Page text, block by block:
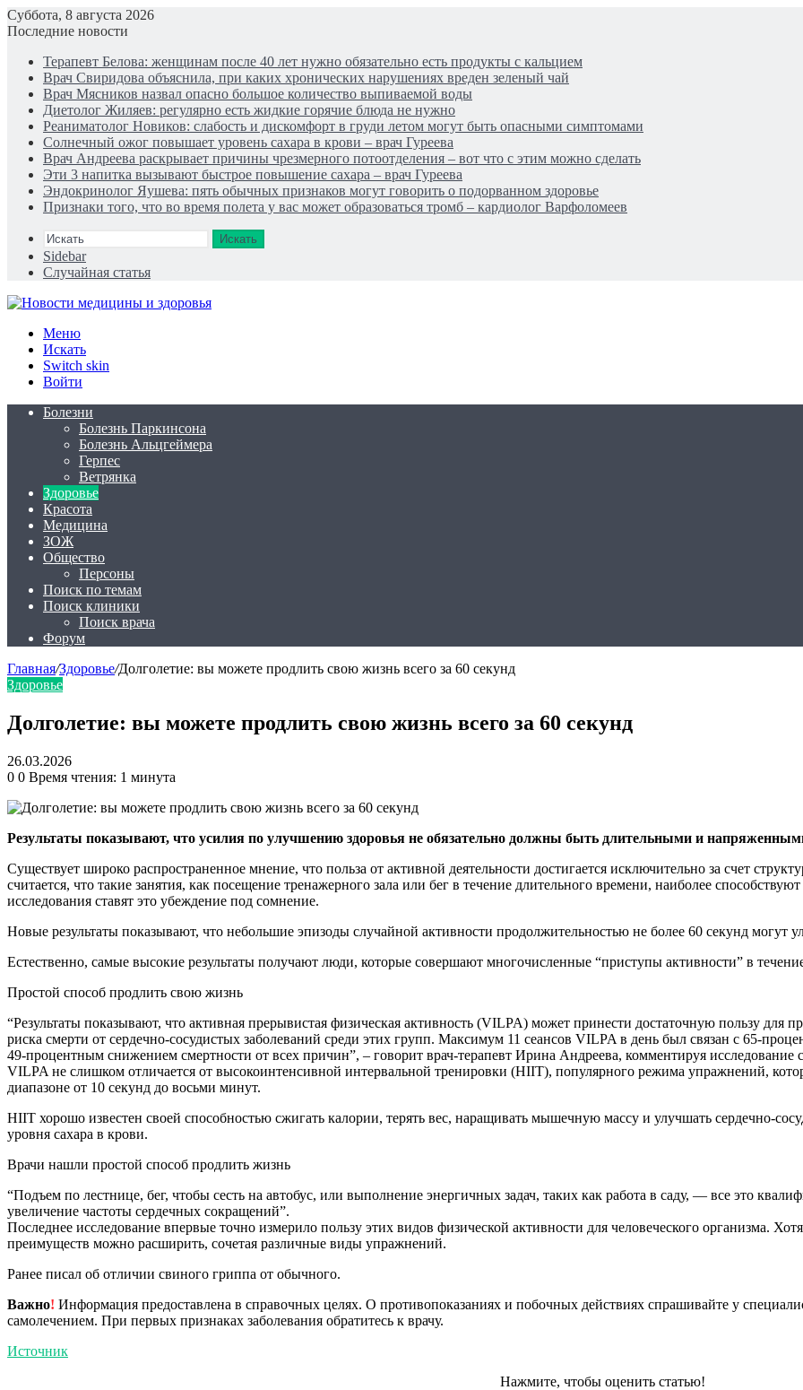
Суббота, 8 августа 2026
Последние новости
Терапевт Белова: женщинам после 40 лет нужно обязательно есть продукты с кальцием
Врач Свиридова объяснила, при каких хронических нарушениях вреден зеленый чай
Врач Мясников назвал опасно большое количество выпиваемой воды
Диетолог Жиляев: регулярно есть жидкие горячие блюда не нужно
Реаниматолог Новиков: слабость и дискомфорт в груди летом могут быть опасными симптомами
Солнечный ожог повышает уровень сахара в крови – врач Гуреева
Врач Андреева раскрывает причины чрезмерного потоотделения – вот что с этим можно сделать
Эти 3 напитка вызывают быстрое повышение сахара – врач Гуреева
Эндокринолог Яушева: пять обычных признаков могут говорить о подорванном здоровье
Признаки того, что во время полета у вас может образоваться тромб – кардиолог Варфоломеев
Искать
Sidebar
Случайная статья
Меню
Искать
Switch skin
Войти
Болезни
Болезнь Паркинсона
Болезнь Альцгеймера
Герпес
Ветрянка
Здоровье
Красота
Медицина
ЗОЖ
Общество
Персоны
Поиск по темам
Поиск клиники
Поиск врача
Форум
Главная/Здоровье/Долголетие: вы можете продлить свою жизнь всего за 60 секунд
Здоровье
Долголетие: вы можете продлить свою жизнь всего за 60 секунд
26.03.2026
0 0 Время чтения: 1 минута
Результаты показывают, что усилия по улучшению здоровья не обязательно должны быть длительными и
Существует широко распространенное мнение, что польза от активной деятельности достигается исключительно за счет
считается, что такие занятия, как посещение тренажерного зала или бег в течение длительного времени, наиболее
исследования ставят это убеждение под сомнение.
Новые результаты показывают, что небольшие эпизоды случайной активности продолжительностью не более 60 секунд могут
Естественно, самые высокие результаты получают люди, которые совершают многочисленные “приступы активности” в
Простой способ продлить свою жизнь
“Результаты показывают, что активная прерывистая физическая активность (VILPA) может принести достаточную пользу
риска смерти от сердечно-сосудистых заболеваний среди этих групп. Максимум 11 сеансов VILPA в день был связан с 65-
49-процентным снижением смертности от всех причин”, – говорит врач-терапевт Ирина Андреева, комментируя исследование
VILPA не слишком отличается от высокоинтенсивной интервальной тренировки (HIIT), популярного режима упражнений,
диапазоне от 10 секунд до восьми минут.
HIIT хорошо известен своей способностью сжигать калории, терять вес, наращивать мышечную массу и улучшать сердечно-
уровня сахара в крови.
Врачи нашли простой способ продлить жизнь
“Подъем по лестнице, бег, чтобы сесть на автобус, или выполнение энергичных задач, таких как работа в саду, — все это
увеличение частоты сердечных сокращений”.
Последнее исследование впервые точно измерило пользу этих видов физической активности для человеческого организма.
преимуществ можно расширить, сочетая различные виды упражнений.
Ранее писал об отличии свиного гриппа от обычного.
Важно! Информация предоставлена в справочных целях. О противопоказаниях и побочных действиях спрашивайте у
самолечением. При первых признаках заболевания обратитесь к врачу.
Источник
Нажмите, чтобы оценить статью!